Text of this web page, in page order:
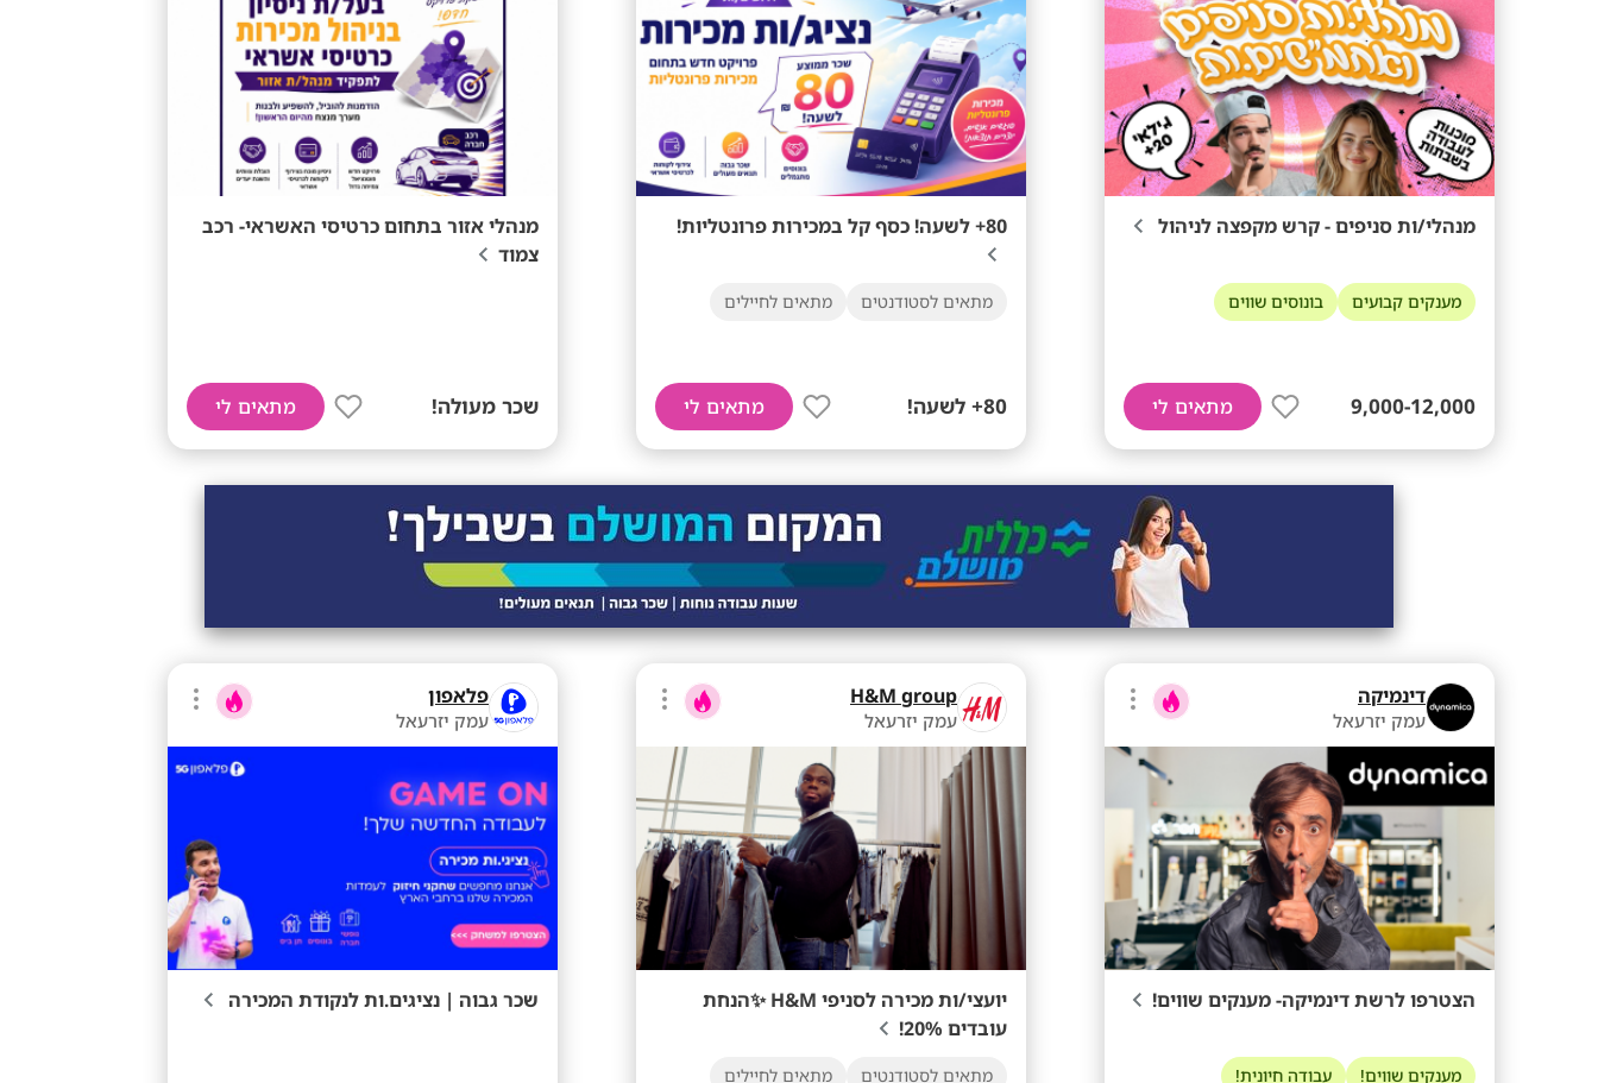
מנהלי/ות סניפים - קרש מקפצה לניהול
מענקים קבועים בונוסים שווים
9,000-12,000 מתאים לי
80+ לשעה! כסף קל במכירות פרונטליות!
מתאים לסטודנטים מתאים לחיילים
80+ לשעה! מתאים לי
מנהלי אזור בתחום כרטיסי האשראי- רכב
צמוד
שכר מעולה! מתאים לי
דינמיקה
עמק יזרעאל
הצטרפו לרשת דינמיקה- מענקים שווים!
מענקים שווים! עבודה חיונית!
H&M group
עמק יזרעאל
יועצי/ות מכירה לסניפי H&M ✨הנחת
עובדים 20%!
מתאים לסטודנטים מתאים לחיילים
פלאפון
עמק יזרעאל
שכר גבוה | נציגים.ות לנקודת המכירה